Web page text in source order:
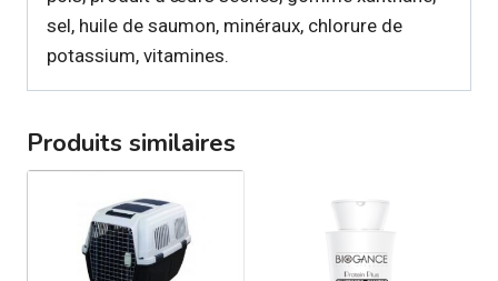
sel, huile de saumon, minéraux, chlorure de
potassium, vitamines.
Produits similaires